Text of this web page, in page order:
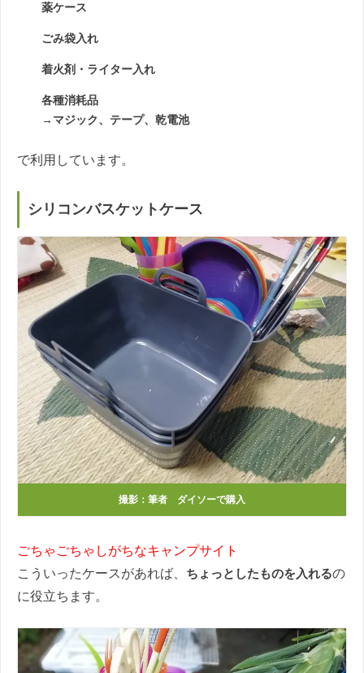
薬ケース
ごみ袋入れ
着火剤・ライター入れ
各種消耗品
→マジック、テープ、乾電池
で利用しています。
シリコンバスケットケース
撮影：筆者 ダイソーで購入
ごちゃごちゃしがちなキャンプサイト
こういったケースがあれば、 ちょっとしたものを入れるの
に役立ちます。